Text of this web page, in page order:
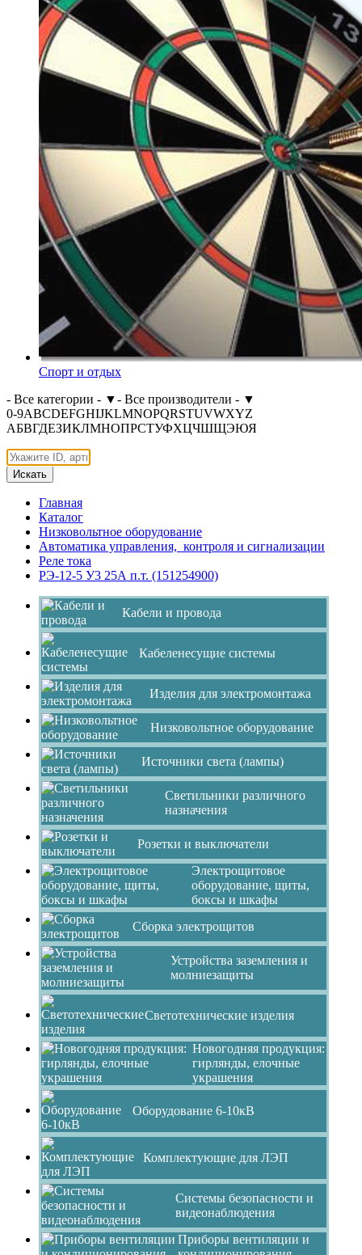
Спорт и отдых
- Все категории - ▼- Все производители - ▼
0-9ABCDEFGHIJKLMNOPQRSTUVWXYZ
АБВГДЕЗИКЛМНОПРСТУФХЦЧШЩЭЮЯ
Искать
Главная
Каталог
Низковольтное оборудование
Автоматика управления, контроля и сигнализации
Реле тока
РЭ-12-5 У3 25А п.т. (151254900)
Кабели и провода
Кабеленесущие системы
Изделия для электромонтажа
Низковольтное оборудование
Источники света (лампы)
Светильники различного
назначения
Розетки и выключатели
Электрощитовое
оборудование, щиты,
боксы и шкафы
Сборка электрощитов
Устройства заземления и
молниезащиты
Светотехнические изделия
Новогодняя продукция:
гирлянды, елочные
украшения
Оборудование 6-10кВ
Комплектующие для ЛЭП
Системы безопасности и
видеонаблюдения
Приборы вентиляции и